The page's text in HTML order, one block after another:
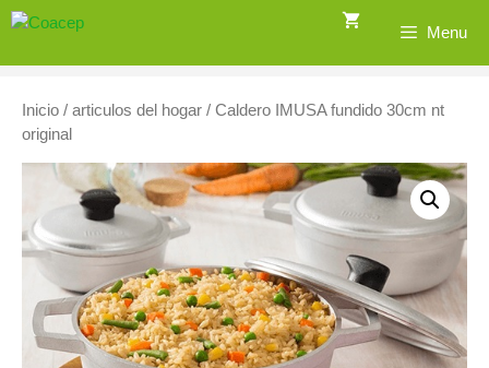
Saltar
contenido
Menu
Inicio / articulos del hogar / Caldero IMUSA fundido 30cm nt
original